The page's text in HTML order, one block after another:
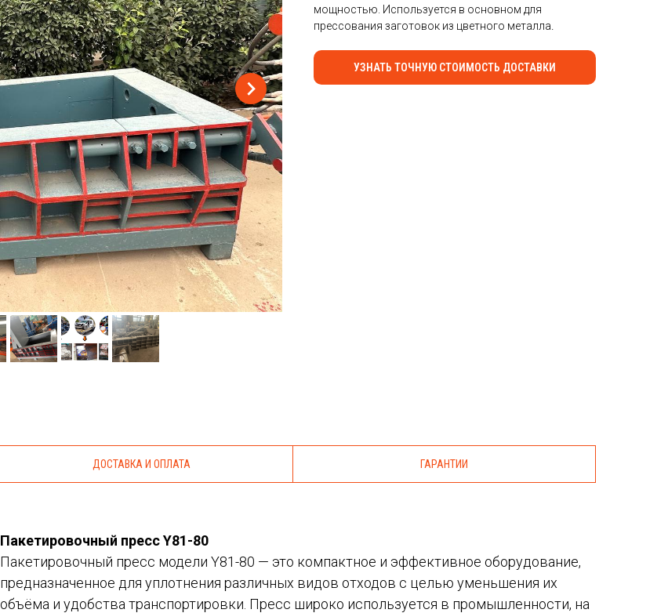
мощностью. Используется в основном для
прессования заготовок из цветного металла
УЗНАТЬ ТОЧНУЮ СТОИМОСТЬ ДОСТАВКИ
ДОСТАВКА И ОПЛАТА ГАРАНТИИ
Пакетировочный пресс Y81-80
Пакетировочный пресс модели Y81-80 — это компактное и эффективное оборудование,
предназначенное для уплотнения различных видов отходов с целью уменьшения их
объёма и удобства транспортировки. Пресс широко используется в промышленности, на